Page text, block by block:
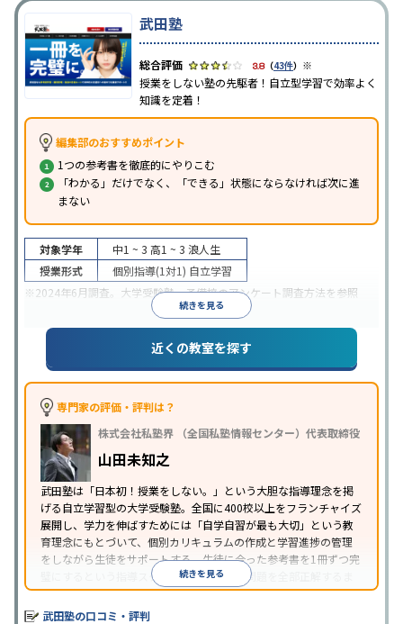
武田塾
3.8（43件） ※
授業をしない塾の先駆者！自立型学習で効率よく
知識を定着！
編集部のおすすめポイント
1つの参考書を徹底的にやりこむ
「わかる」だけでなく、「できる」状態にならなければ次に進
まない
続きを見る
対象学年 中1 ~ 3 高1 ~ 3 浪人生
授業形式
個別指導(1対1) 自立学習
※2024年6月調査。 大学受験塾・予備校のアンケート調査方法を参照
近くの教室を探す
専門家の評価・評判は？
株式会社私塾界 （全国私塾情報センター）代表取締役
山田未知之
武田塾は「日本初！授業をしない。」という大胆な指導理念を掲
げる自立学習型の大学受験塾。全国に400校以上をフランチャイズ
展開し、学力を伸ばすためには「自学自習が最も大切」という教
育理念にもとづいて、個別カリキュラムの作成と学習進捗の管理
をしながら生徒をサポートする。生徒に合った参考書を1冊ずつ完
璧にするという指導スタイルで、参考書の問題を全部正解するま
で繰り返し問題を解くことで偏差値をあげるという手法を取って
いる。
続きを見る
武田塾の口コミ・評判